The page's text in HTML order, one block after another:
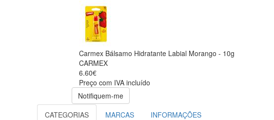
Carmex Bálsamo Hidratante Labial Morango - 10g
CARMEX
6.60€
Preço com IVA incluído
Notifiquem-me
CATEGORIAS
MARCAS
INFORMAÇÕES